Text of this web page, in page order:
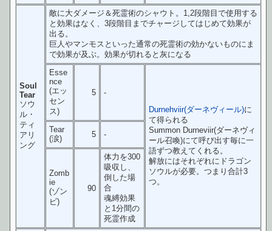
Soul
Tear
ソウ
ル・
ティ
アリ
ング
敵に大ダメージ＆死霊術のシャウト。1,2段階目で使用する
と効果はなく、3段階目までチャージしてはじめて効果が
出る。
巨人やマンモスといった通常の死霊術の効かないものにま
で効果が及ぶ。効果が切れると灰になる
Esse
nce
(エッ
セン
ス)
5
-
Durnehviir(ダーネヴィール)に
て得られる
Summon Durneviir(ダーネヴィ
ール召喚)にて呼び出す毎に一
語ずつ教えてくれる。
解放にはそれぞれにドラゴン
ソウルが必要。つまり合計3
つ。
Tear
(涙)
5 -
Zomb
ie
(ゾン
ビ)
90
体力を300
吸収し、
倒した場
合
魂縛効果
と1分間の
死霊作成